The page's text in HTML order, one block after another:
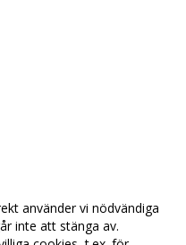
använder vi nödvändiga
inte att stänga av.